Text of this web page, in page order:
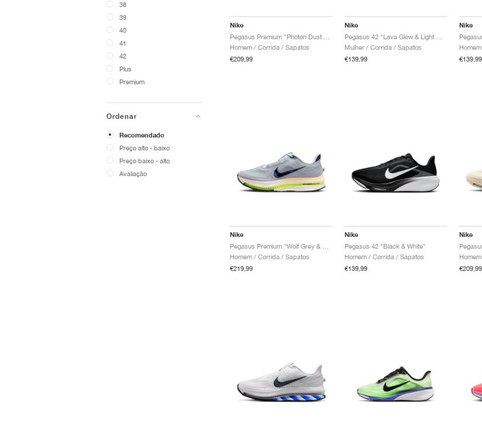
38
39
40
41
42
Plus
Premium
Ordenar
Recomendado
Preço alto - baixo
Preço baixo - alto
Avaliação
Nike
Homem / Corrida / Sapatos
€209,99
Nike
Mulher / Corrida / Sapatos
€139,99
Nike
€139,99
Nike
Homem / Corrida / Sapatos
€219,99
Nike
Pegasus 42 "Black & White"
Homem / Corrida / Sapatos
€139,99
Nike
€209,99